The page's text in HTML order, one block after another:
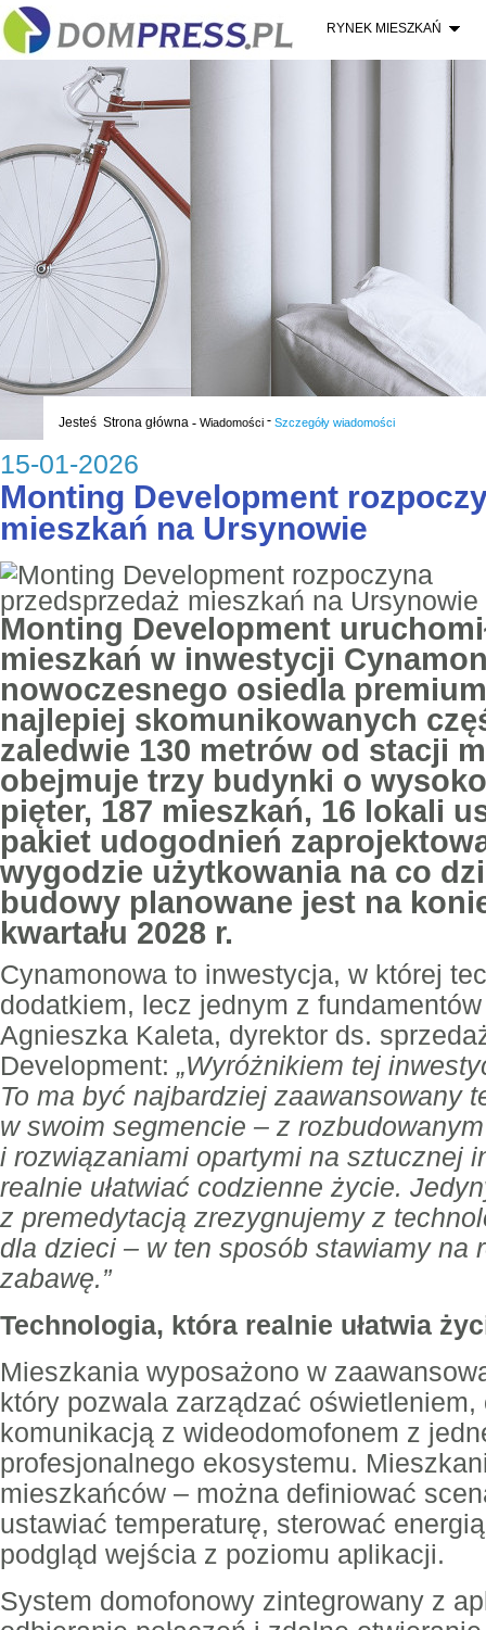
RYNEK MIESZKAŃ
Jesteś Strona główna - Wiadomości - Szczegóły wiadomości
15-01-2026
Monting Development
mieszkań na Ursynowie
Monting Development
mieszkań w inwestycji
nowoczesnego osiedla
najlepiej skomunikowanych
zaledwie 130 metrów od stacji
obejmuje trzy budynki o
pięter, 187 mieszkań, 16 lokali
pakiet udogodnień
wygodzie użytkowania na co
budowy planowane jest na
kwartału 2028 r.
Cynamonowa to inwestycja, w której
dodatkiem, lecz jednym z
Agnieszka Kaleta, dyrektor ds.
Development: „Wyróżnikiem tej
To ma być najbardziej zaawansowany
w swoim segmencie – z
i rozwiązaniami opartymi na sztucznej
realnie ułatwiać codzienne życie.
z premedytacją zrezygnujemy z
dla dzieci – w ten sposób stawiamy na
zabawę.”
Technologia, która realnie ułatwia
Mieszkania wyposażono w
który pozwala zarządzać oświetleniem,
komunikacją z wideodomofonem z
profesjonalnego ekosystemu.
mieszkańców – można definiować
ustawiać temperaturę, sterować
podgląd wejścia z poziomu aplikacji.
System domofonowy zintegrowany z